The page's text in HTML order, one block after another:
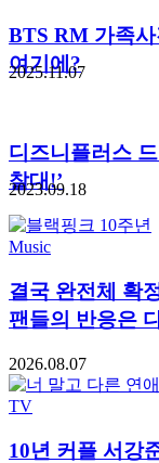
BTS RM 가족
여기에?
2025.11.07
디즈니플러스
찰대!’
2023.09.18
Music
결국 완전체 확
팬들의 반응은
2026.08.07
TV
10년 커플 서강